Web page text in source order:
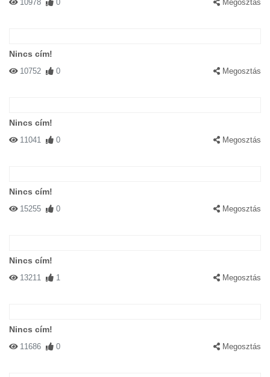
10978 0 Megosztás
Nincs cím!
10752 0 Megosztás
Nincs cím!
11041 0 Megosztás
Nincs cím!
15255 0 Megosztás
Nincs cím!
13211 1 Megosztás
Nincs cím!
11686 0 Megosztás